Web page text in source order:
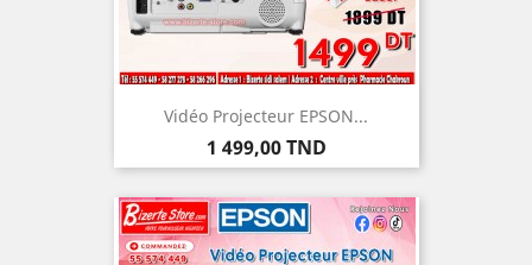
Vidéo Projecteur EPSON...
Prix
1 499,00 TND